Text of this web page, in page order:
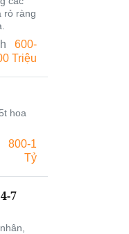
rỏ ràng
600-
Triệu
hoa
800-1
Tỷ
7